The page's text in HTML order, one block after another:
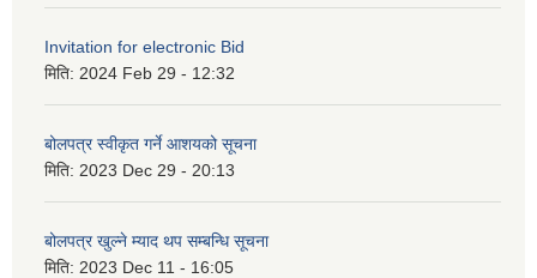
Invitation for electronic Bid
मिति: 2024 Feb 29 - 12:32
बोलपत्र स्वीकृत गर्ने आशयको सूचना
मिति: 2023 Dec 29 - 20:13
बोलपत्र खुल्ने म्याद थप सम्बन्धि सूचना
मिति: 2023 Dec 11 - 16:05